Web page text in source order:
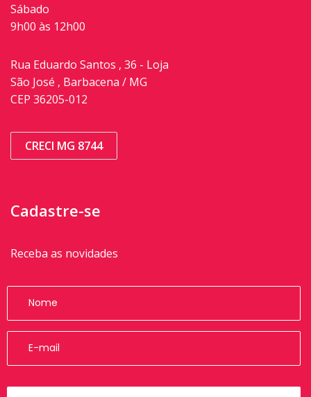
Sábado
9h00 às 12h00
Rua Eduardo Santos , 36 - Loja
São José , Barbacena / MG
CEP 36205-012
CRECI MG 8744
Cadastre-se
Receba as novidades